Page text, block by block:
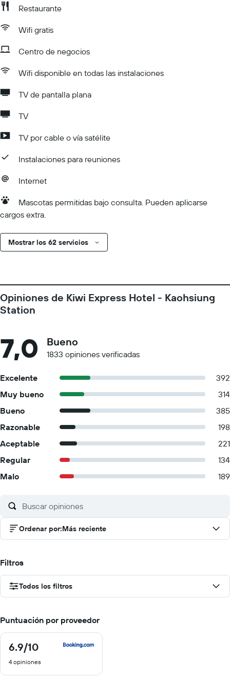
Restaurante
Wifi gratis
Centro de negocios
Wifi disponible en todas las instalaciones
TV de pantalla plana
TV
TV por cable o vía satélite
Instalaciones para reuniones
Internet
Mascotas permitidas bajo consulta. Pueden aplicarse
cargos extra.
Mostrar los 62 servicios
Opiniones de Kiwi Express Hotel - Kaohsiung
Station
7,0 Bueno
1833 opiniones verificadas
Excelente
392
Muy bueno
314
Bueno
385
Razonable
198
Aceptable
221
Regular
134
Malo
189
Ordenar por:Más reciente
Filtros
Todos los filtros
Puntuación por proveedor
6.9/10
6.9
10
4 opiniones